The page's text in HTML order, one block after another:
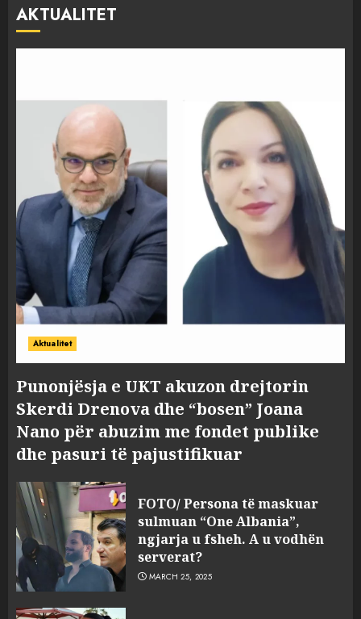
AKTUALITET
Aktualitet
Punonjësja e UKT akuzon drejtorin
Skerdi Drenova dhe “bosen” Joana
Nano për abuzim me fondet publike
dhe pasuri të pajustifikuar
FOTO/ Persona të maskuar
sulmuan “One Albania”,
ngjarja u fsheh. A u vodhën
serverat?
MARCH 25, 2025